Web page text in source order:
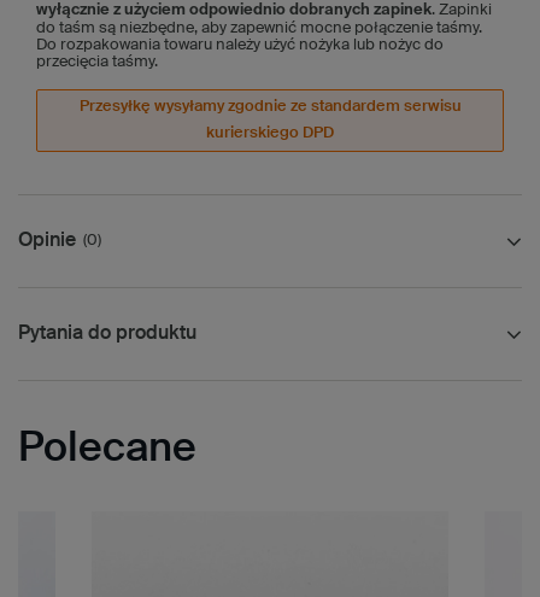
wyłącznie z użyciem odpowiednio dobranych zapinek. Zapinki
do taśm są niezbędne, aby zapewnić mocne połączenie taśmy.
Do rozpakowania towaru należy użyć nożyka lub nożyc do
przecięcia taśmy.
Przesyłkę wysyłamy zgodnie ze standardem serwisu
kurierskiego DPD
Opinie (0)
Pytania do produktu
Polecane